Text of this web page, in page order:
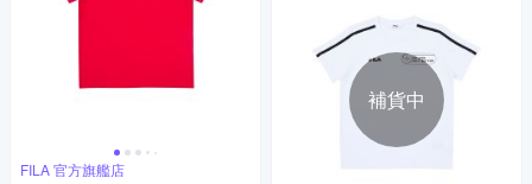
FILA 官方旗艦店
補貨中